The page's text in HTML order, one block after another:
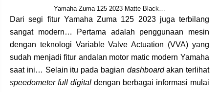
Yamaha Zuma 125 2023 Matte Black…
Dari segi fitur Yamaha Zuma 125 2023 juga terbilang
sangat modern… Pertama adalah penggunaan mesin
dengan teknologi Variable Valve Actuation (VVA) yang
sudah menjadi fitur andalan motor matic modern Yamaha
saat ini… Selain itu pada bagian dashboardakan terlihat
speedometer full digital dengan berbagai informasi mulai